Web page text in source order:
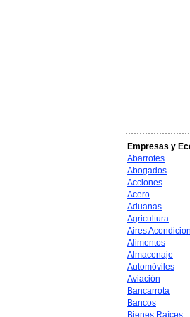
Empresas y
Abarrotes
Abogados
Acciones
Acero
Aduanas
Agricultura
Aires
Alimentos
Almacenaje
Automóviles
Aviación
Bancarrota
Bancos
Bienes Raíces